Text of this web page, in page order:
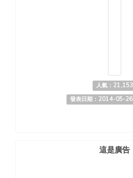
人氣：21,153
發表日期：2014-05-
這是廣告